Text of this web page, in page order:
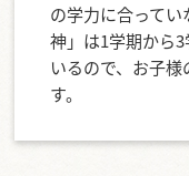
の学力に合って
神」は1学期から
いるので、お子
す。